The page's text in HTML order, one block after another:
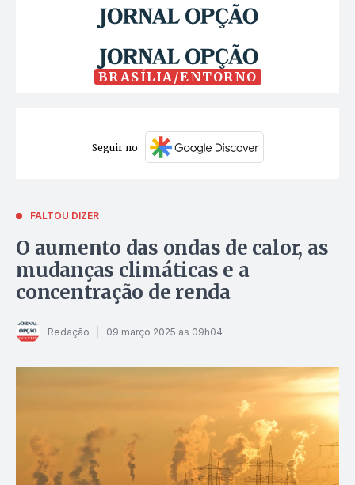
BRASÍLIA/ENTORNO
Seguir no
FALTOU DIZER
O aumento das ondas de calor, as
mudanças climáticas e a
concentração de renda
Redação 09 março 2025 às 09h04